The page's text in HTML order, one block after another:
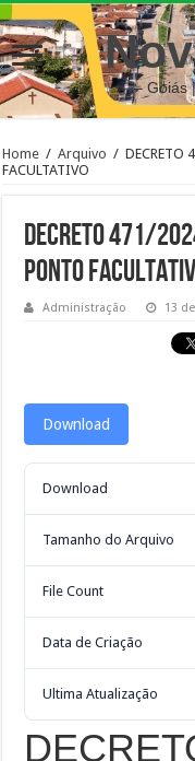
– Goiás
Home / Arquivo / DECRETO
FACULTATIVO
DECRETO 471/
PONTO
Administração 13
Download
Download
Tamanho do Arquivo
File Count
Data de Criação
Ultima Atualização